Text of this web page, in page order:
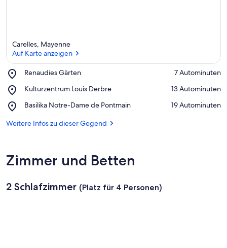
Carelles, Mayenne
Auf Karte anzeigen
Renaudies Gärten
Place,
Gärten
‪7 Autominuten‬
Kulturzentrum Louis Derbre
Place,
Louis
‪13 Autominuten‬
Basilika Notre-Dame de Pontmain
Place,
Notre-
‪19 Autominuten‬
Weitere Infos zu dieser Gegend
Zimmer und Betten
2 Schlafzimmer (Platz für 4 Personen)